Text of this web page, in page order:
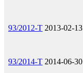
93/2012-T 2013-02-13
93/2014-T 2014-06-30